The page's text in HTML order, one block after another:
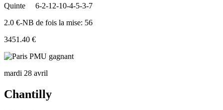
Quinte
6-2-12-10-4-5-3-7
2.0 €-NB de fois la mise: 56
3451.40 €
mardi 28 avril
Chantilly